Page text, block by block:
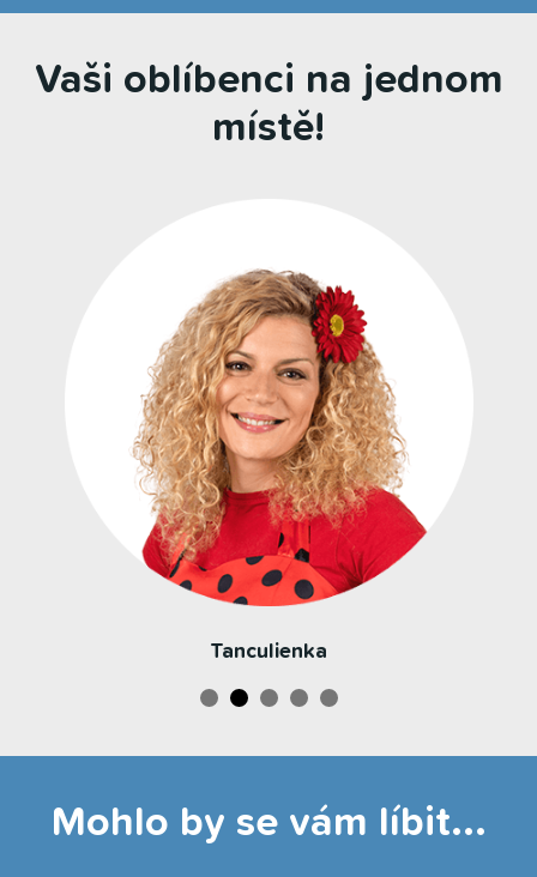
Vaši oblíbenci na jednom
místě!
Tanculienka
Mohlo by se vám líbit...